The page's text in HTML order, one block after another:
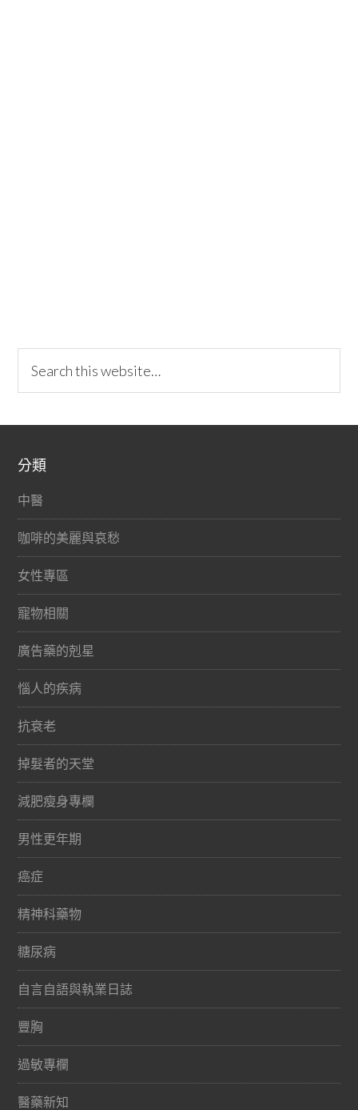
分類
中醫
咖啡的美麗與哀愁
女性專區
寵物相關
廣告藥的剋星
惱人的疾病
抗衰老
掉髮者的天堂
減肥瘦身專欄
男性更年期
癌症
精神科藥物
糖尿病
自言自語與執業日誌
豐胸
過敏專欄
醫藥新知